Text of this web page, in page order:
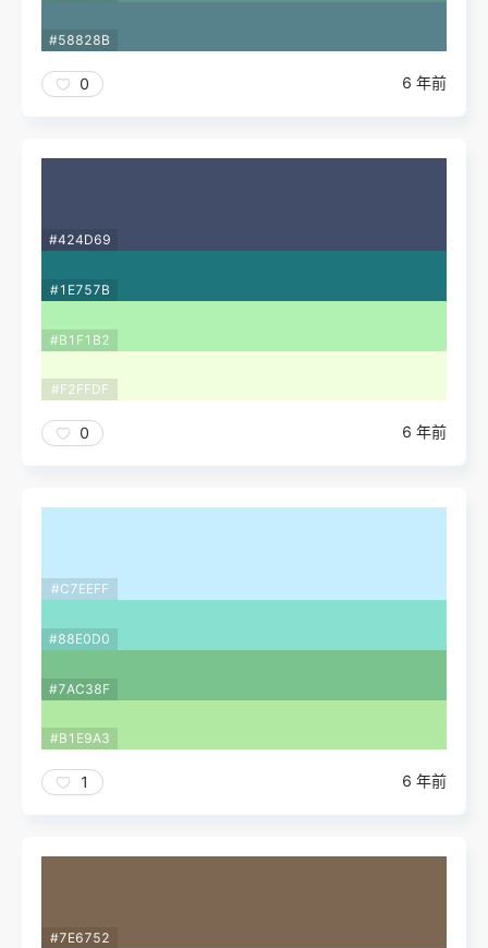
#58828B
0 6 年前
#424D69
#1E757B
#B1F1B2
#F2FFDF
0 6 年前
#C7EEFF
#88E0D0
#7AC38F
#B1E9A3
1 6 年前
#7E6752